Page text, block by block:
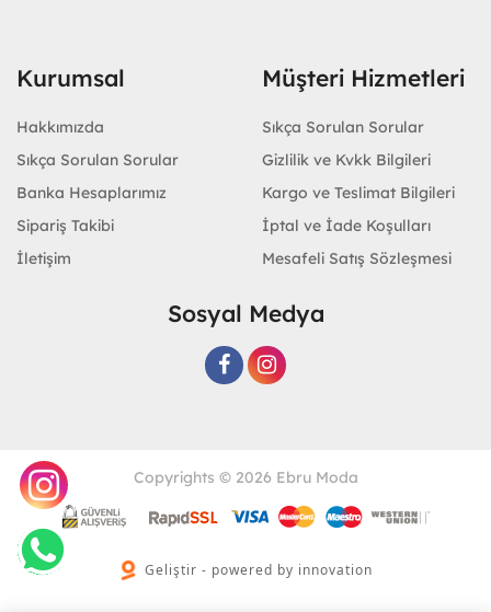
Kurumsal
Hakkımızda
Sıkça Sorulan Sorular
Banka Hesaplarımız
Sipariş Takibi
İletişim
Müşteri Hizmetleri
Sıkça Sorulan Sorular
Gizlilik ve Kvkk Bilgileri
Kargo ve Teslimat Bilgileri
İptal ve İade Koşulları
Mesafeli Satış Sözleşmesi
Sosyal Medya
Copyrights © 2026 Ebru Moda
Geliştir - powered by innovation